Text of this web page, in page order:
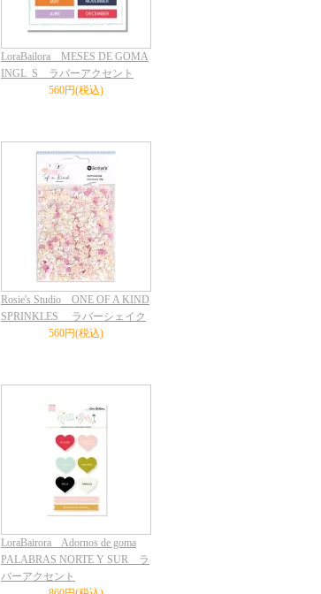
LoraBailora MESES DE GOMA
INGL_S ラバーアクセント
560円(税込)
Rosie's Studio ONE OF A KIND
SPRINKLES ラバーシェイク
560円(税込)
LoraBairora Adornos de goma
PALABRAS NORTE Y SUR ラ
バーアクセント